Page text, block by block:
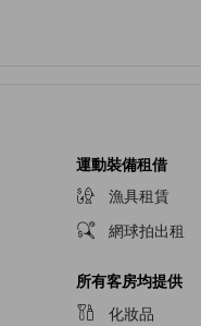
運動裝備租借
漁具租賃
網球拍出租
所有客房均提供
化妝品